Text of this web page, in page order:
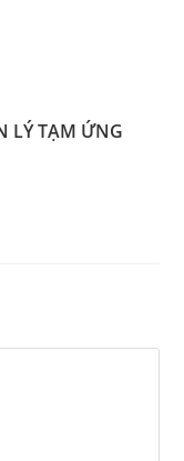
LÝ TẠM ỨNG